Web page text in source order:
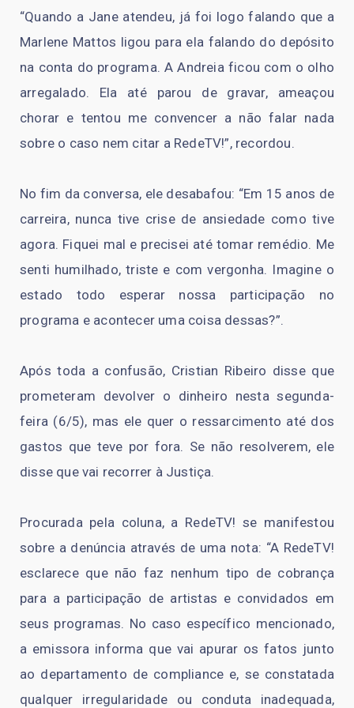
“Quando a Jane atendeu, já foi logo falando que a
Marlene Mattos ligou para ela falando do depósito
na conta do programa. A Andreia ficou com o olho
arregalado. Ela até parou de gravar, ameaçou
chorar e tentou me convencer a não falar nada
sobre o caso nem citar a RedeTV!”, recordou.
No fim da conversa, ele desabafou: “Em 15 anos de
carreira, nunca tive crise de ansiedade como tive
agora. Fiquei mal e precisei até tomar remédio. Me
senti humilhado, triste e com vergonha. Imagine o
estado todo esperar nossa participação no
programa e acontecer uma coisa dessas?”.
Após toda a confusão, Cristian Ribeiro disse que
prometeram devolver o dinheiro nesta segunda-
feira (6/5), mas ele quer o ressarcimento até dos
gastos que teve por fora. Se não resolverem, ele
disse que vai recorrer à Justiça.
Procurada pela coluna, a RedeTV! se manifestou
sobre a denúncia através de uma nota: “A RedeTV!
esclarece que não faz nenhum tipo de cobrança
para a participação de artistas e convidados em
seus programas. No caso específico mencionado,
a emissora informa que vai apurar os fatos junto
ao departamento de compliance e, se constatada
qualquer irregularidade ou conduta inadequada,